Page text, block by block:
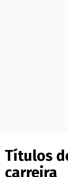
Títulos
carreira